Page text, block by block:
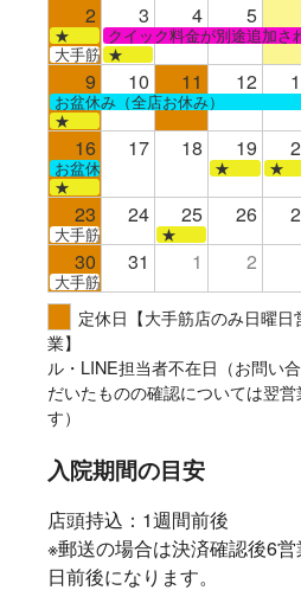
2 3 4 5
★
クイック料金が別途追加さ
大手筋 ★
9 10 11 12
お盆休み（全店お休み）
★
16 17 18 19
お盆休み（全店お休み）★
★
★
23 24 25 26
大手筋 ★
30 31 1 2
大手筋
定休日【大手筋店のみ日曜日
業】 【★
ル・LINE担当者不在日（お問い
だいたものの確認については翌営
す）
入院期間の目安
店頭持込：1週間前後
※郵送の場合は決済確認後6
日前後になります。